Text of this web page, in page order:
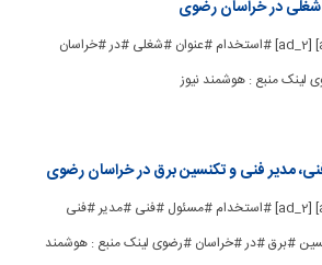
[ad_1] [ad_2] #استخدام #عنوان #شغلی #در #خراسان
لینک منبع : هوشمند نیوز
مدیر فنی و تکنسین برق در خراسان رضوی
[ad_1] [ad_2] #استخدام #مسئول #فنی #مدیر #فنی
#برق #در #خراسان #رضوی لینک منبع : هوشمند